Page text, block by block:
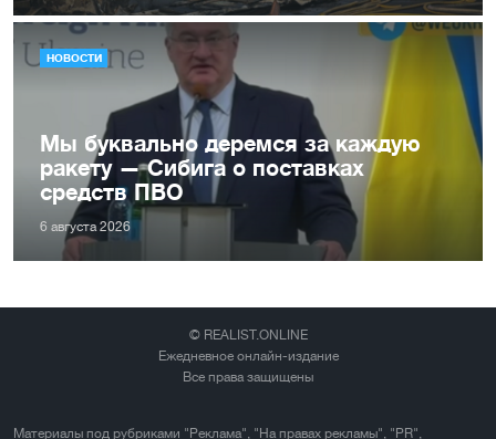
НОВОСТИ
Мы буквально деремся за каждую
ракету — Сибига о поставках
средств ПВО
6 августа 2026
© REALIST.ONLINE
Ежедневное онлайн-издание
Все права защищены
Материалы под рубриками "Реклама", "На правах рекламы", "PR",